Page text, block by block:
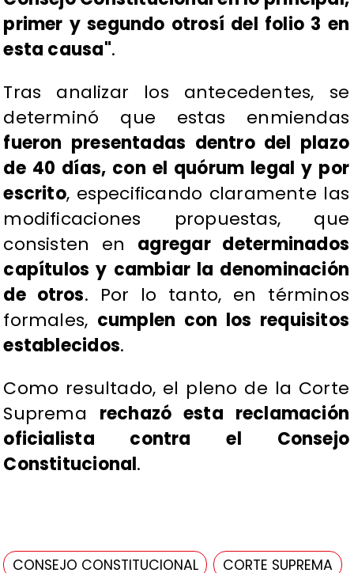
primer y segundo otrosí del folio 3 en
esta causa".
Tras analizar los antecedentes, se
determinó que estas enmiendas
fueron presentadas dentro del plazo
de 40 días, con el quórum legal y por
escrito, especificando claramente las
modificaciones propuestas, que
consisten en agregar determinados
capítulos y cambiar la denominación
de otros. Por lo tanto, en términos
formales, cumplen con los requisitos
establecidos.
Como resultado, el pleno de la Corte
Suprema rechazó esta reclamación
oficialista contra el Consejo
Constitucional.
CONSEJO CONSTITUCIONAL CORTE SUPREMA